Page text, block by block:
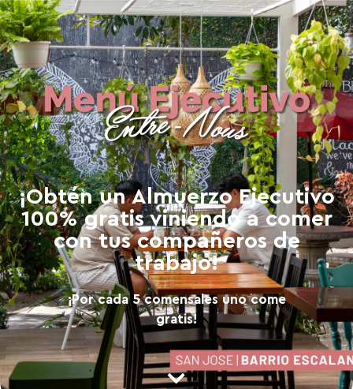
¡Obtén un Almuerzo Ejecutivo
100% gratis viniendo a comer
con tus compañeros de
trabajo!
¡Por cada 5 comensales uno come
gratis!